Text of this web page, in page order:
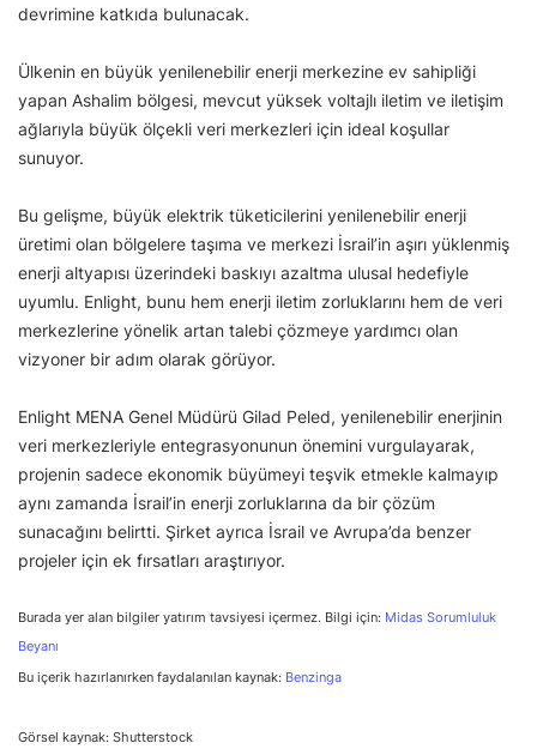
devrimine katkıda bulunacak.
Ülkenin en büyük yenilenebilir enerji merkezine ev sahipliği
yapan Ashalim bölgesi, mevcut yüksek voltajlı iletim ve iletişim
ağlarıyla büyük ölçekli veri merkezleri için ideal koşullar
sunuyor.
Bu gelişme, büyük elektrik tüketicilerini yenilenebilir enerji
üretimi olan bölgelere taşıma ve merkezi İsrail’in aşırı yüklenmiş
enerji altyapısı üzerindeki baskıyı azaltma ulusal hedefiyle
uyumlu. Enlight, bunu hem enerji iletim zorluklarını hem de veri
merkezlerine yönelik artan talebi çözmeye yardımcı olan
vizyoner bir adım olarak görüyor.
Enlight MENA Genel Müdürü Gilad Peled, yenilenebilir enerjinin
veri merkezleriyle entegrasyonunun önemini vurgulayarak,
projenin sadece ekonomik büyümeyi teşvik etmekle kalmayıp
aynı zamanda İsrail’in enerji zorluklarına da bir çözüm
sunacağını belirtti. Şirket ayrıca İsrail ve Avrupa’da benzer
projeler için ek fırsatları araştırıyor.
Burada yer alan bilgiler yatırım tavsiyesi içermez. Bilgi için: Midas Sorumluluk
Beyanı
Bu içerik hazırlanırken faydalanılan kaynak: Benzinga
Görsel kaynak: Shutterstock